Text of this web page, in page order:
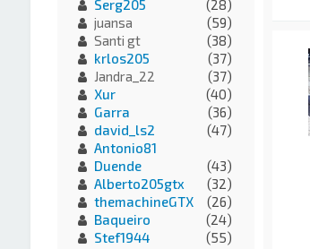
Serg205
(28)
juansa
(59)
Santi gt
(38)
krlos205
(37)
Jandra_22
(37)
Xur
(40)
Garra
(36)
david_ls2
(47)
Antonio81
Duende
(43)
Alberto205gtx
(32)
themachineGTX
(26)
Baqueiro
(24)
Stef1944
(55)